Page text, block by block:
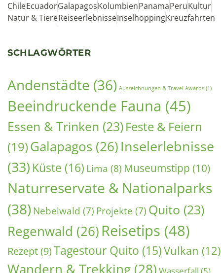
ChileEcuadorGalapagosKolumbienPanamaPeruKultur
Natur & TiereReiseerlebnisseInselhoppingKreuzfahrten
SCHLAGWÖRTER
Andenstädte (36) Auszeichnungen & Travel Awards (1)
Beeindruckende Fauna (45)
Essen & Trinken (23)Feste & Feiern
(19)Galapagos (26)Inselerlebnisse
(33) Küste (16) Lima (8) Museumstipp (10)
Naturreservate & Nationalparks
(38) Nebelwald (7) Projekte (7) Quito (23)
Regenwald (26)Reisetips (48)
Rezept(9)Tagestour Quito (15)Vulkan (12)
Wandern & Trekking (28) Wasserfall (5)